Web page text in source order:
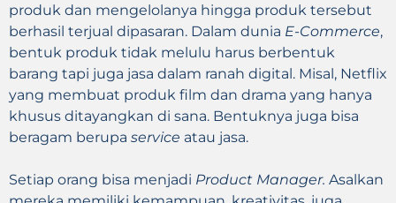
produk dan mengelolanya hingga produk tersebut
berhasil terjual dipasaran. Dalam dunia E-Commerce,
bentuk produk tidak melulu harus berbentuk
barang tapi juga jasa dalam ranah digital. Misal, Netflix
yang membuat produk film dan drama yang hanya
khusus ditayangkan di sana. Bentuknya juga bisa
beragam berupa service atau jasa.
Setiap orang bisa menjadi Product Manager. Asalkan